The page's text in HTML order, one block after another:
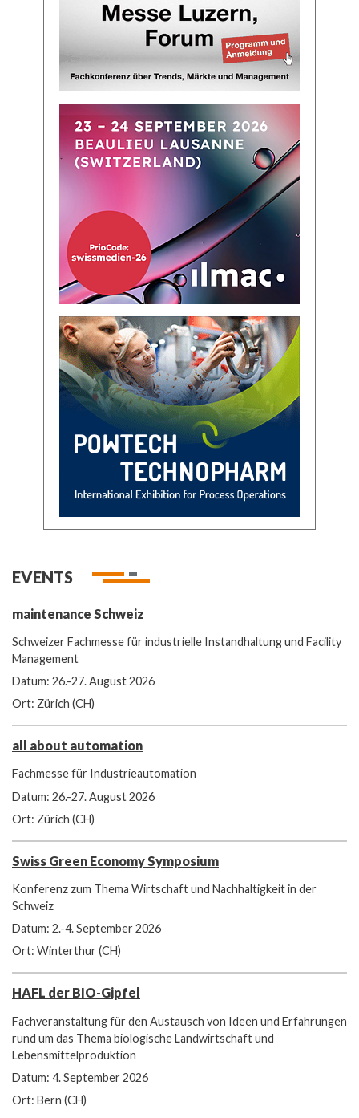
EVENTS
maintenance Schweiz
Schweizer Fachmesse für industrielle Instandhaltung und Facility
Management
Datum: 26.-27. August 2026
Ort: Zürich (CH)
all about automation
Fachmesse für Industrieautomation
Datum: 26.-27. August 2026
Ort: Zürich (CH)
Swiss Green Economy Symposium
Konferenz zum Thema Wirtschaft und Nachhaltigkeit in der
Schweiz
Datum: 2.-4. September 2026
Ort: Winterthur (CH)
HAFL der BIO-Gipfel
Fachveranstaltung für den Austausch von Ideen und Erfahrungen
rund um das Thema biologische Landwirtschaft und
Lebensmittelproduktion
Datum: 4. September 2026
Ort: Bern (CH)